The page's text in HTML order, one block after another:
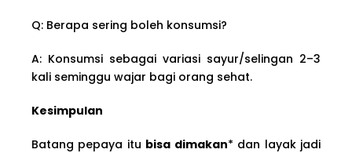
Q: Berapa sering boleh konsumsi?
A: Konsumsi sebagai variasi sayur/selingan 2–3
kali seminggu wajar bagi orang sehat.
Kesimpulan
Batang pepaya itu bisa dimakan* dan layak jadi